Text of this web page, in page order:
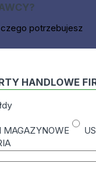
potrzebujesz
HANDLOWE
MAGAZYNOWE